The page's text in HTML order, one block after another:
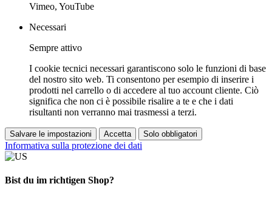
Vimeo, YouTube
Necessari
Sempre attivo
I cookie tecnici necessari garantiscono solo le funzioni di base
del nostro sito web. Ti consentono per esempio di inserire i
prodotti nel carrello o di accedere al tuo account cliente. Ciò
significa che non ci è possibile risalire a te e che i dati
risultanti non verranno mai trasmessi a terzi.
Salvare le impostazioni Accetta Solo obbligatori
Informativa sulla protezione dei dati
Bist du im richtigen Shop?